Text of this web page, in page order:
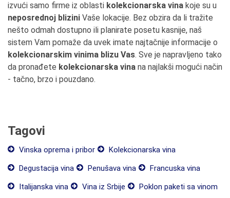
izvući samo firme iz oblasti kolekcionarska vina koje su u
neposrednoj blizini Vaše lokacije. Bez obzira da li tražite
nešto odmah dostupno ili planirate posetu kasnije, naš
sistem Vam pomaže da uvek imate najtačnije informacije o
kolekcionarskim vinima blizu Vas. Sve je napravljeno tako
da pronađete kolekcionarska vina na najlakši mogući način
- tačno, brzo i pouzdano.
Tagovi
Vinska oprema i pribor
Kolekcionarska vina
Degustacija vina
Penušava vina
Francuska vina
Italijanska vina
Vina iz Srbije Poklon paketi sa vinom